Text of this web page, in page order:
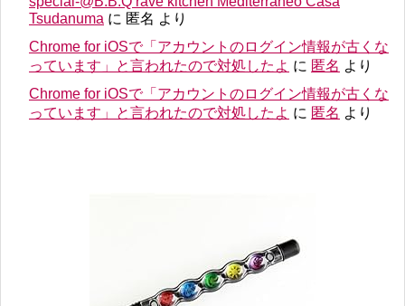
Tsudanuma に 匿名 より
Chrome for iOSで「アカウントのログイン情報が古くな
っています」と言われたので対処したよ に 匿名 より
Chrome for iOSで「アカウントのログイン情報が古くな
っています」と言われたので対処したよ に 匿名 より